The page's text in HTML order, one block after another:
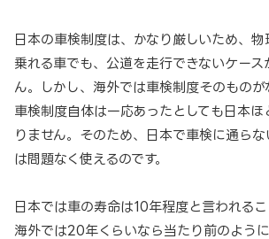
日本の車検制度は、かなり厳しいため、
乗れる車でも、公道を走行できないケース
ん。しかし、海外では車検制度そのものが
車検制度自体は一応あったとしても日本ほ
りません。そのため、日本で車検に通ら
は問題なく使えるのです。
日本では車の寿命は10年程度と言われるこ
海外では20年くらいなら当たり前のよう